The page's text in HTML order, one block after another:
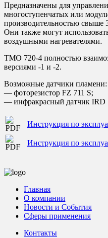
Предназначены для
многоступенчатых или
производительностью свыше
Они также могут
воздушными нагревателями.
TMO 720-4 полностью
версиями -1 и -2.
Возможные датчики пламени:
— фоторезистор FZ 711 S;
— инфракрасный датчик IRD
Инструкция по
Инструкция по
Главная
О компании
Новости и События
Сферы применения
Контакты